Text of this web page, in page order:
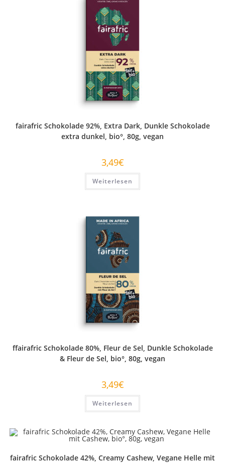
fairafric Schokolade 92%, Extra Dark, Dunkle Schokolade
extra dunkel, bio°, 80g, vegan
3,49€
Weiterlesen
ffairafric Schokolade 80%, Fleur de Sel, Dunkle Schokolade
& Fleur de Sel, bio°, 80g, vegan
3,49€
Weiterlesen
fairafric Schokolade 42%, Creamy Cashew, Vegane Helle mit